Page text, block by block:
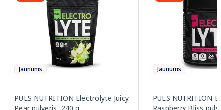
Jaunums
PULS NUTRITION Electrolyte Juicy
Pear pulveris, 240 g
Jaunums
PULS NUTRITION
Raspberry Bliss